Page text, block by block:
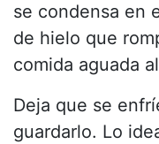
se condensa en
de hielo que
comida aguada
Deja que se
guardarlo. Lo